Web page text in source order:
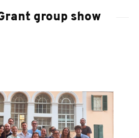
group show